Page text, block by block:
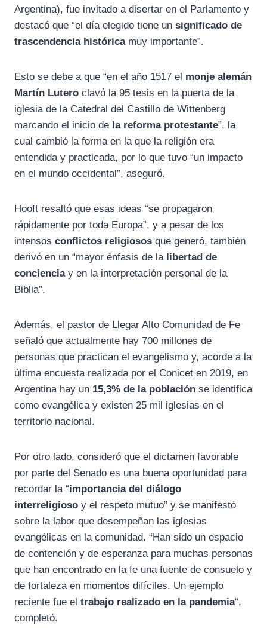
Argentina), fue invitado a disertar en el Parlamento y
destacó que “el día elegido tiene un significado de
trascendencia históricamuy importante”.
Esto se debe a que “en el año 1517 el monje alemán
Martín Lutero clavó la 95 tesis en la puerta de la
iglesia de la Catedral del Castillo de Wittenberg
marcando el inicio de la reforma protestante”, la
cual cambió la forma en la que la religión era
entendida y practicada, por lo que tuvo “un impacto
en el mundo occidental”, aseguró.
Hooft resaltó que esas ideas “se propagaron
rápidamente por toda Europa”, y a pesar de los
intensos conflictos religiosos que generó, también
derivó en un “mayor énfasis de lalibertad de
concienciay en la interpretación personal de la
Biblia”.
Además, el pastor de Llegar Alto Comunidad de Fe
señaló que actualmente hay 700 millones de
personas que practican el evangelismo y, acorde a la
última encuesta realizada por el Conicet en 2019, en
Argentina hay un 15,3% de la población se identifica
como evangélica y existen 25 mil iglesias en el
territorio nacional.
Por otro lado, consideró que el dictamen favorable
por parte del Senado es una buena oportunidad para
recordar la “importancia del diálogo
interreligioso y el respeto mutuo” y se manifestó
sobre la labor que desempeñan las iglesias
evangélicas en la comunidad. “Han sido un espacio
de contención y de esperanza para muchas personas
que han encontrado en la fe una fuente de consuelo y
de fortaleza en momentos difíciles. Un ejemplo
reciente fue el trabajo realizado en la pandemia“,
completó.